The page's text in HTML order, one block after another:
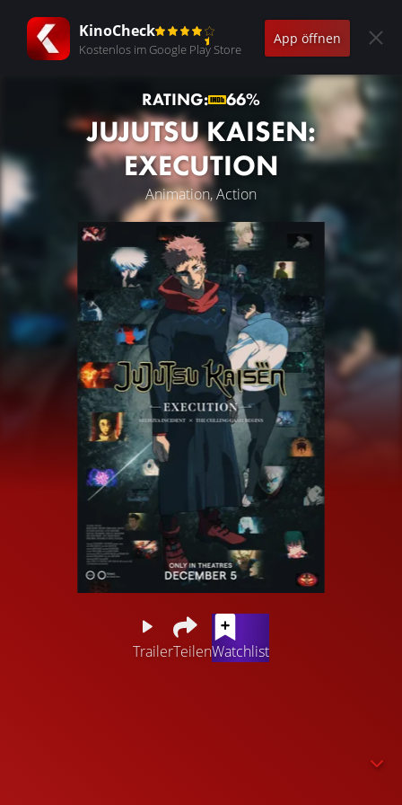
KinoCheck
Kostenlos im Google Play Store
App öffnen
RATING: 66%
JUJUTSU KAISEN:
EXECUTION
Animation, Action
TrailerTeilenWatchlist
stärkste Jujutsu-Zauberer, stürzt sich in das Chaos. Doch